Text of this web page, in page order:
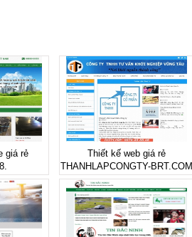
giá rẻ
Thiết kế web giá rẻ
THANHLAPCONGTY-BRT.COM